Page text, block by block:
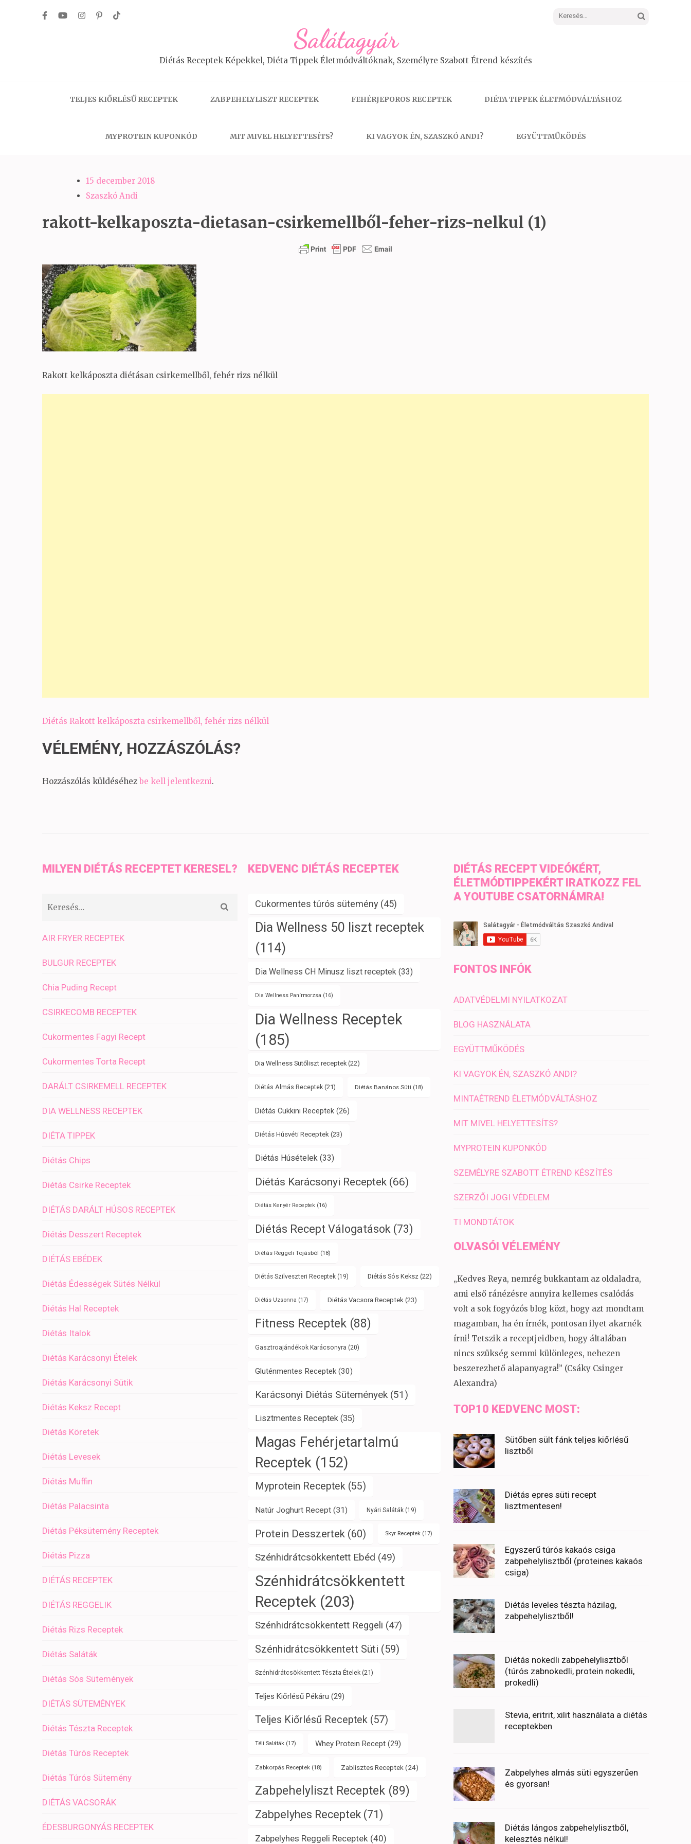
Keresés:
Salátagyár
Diétás Receptek Képekkel, Diéta Tippek Életmódváltóknak, Személyre Szabott Étrend készítés
TELJES KIŐRLÉSŰ RECEPTEK ZABPEHELYLISZT RECEPTEK FEHÉRJEPOROS RECEPTEK DIÉTA TIPPEK ÉLETMÓDVÁLTÁSHOZ
MYPROTEIN KUPONKÓD MIT MIVEL HELYETTESÍTS? KI VAGYOK ÉN, SZASZKÓ ANDI? EGYÜTTMŰKÖDÉS
15 december 2018
Szaszkó Andi
rakott-kelkaposzta-dietasan-csirkemellből-feher-rizs-nelkul (1)
Rakott kelkáposzta diétásan csirkemellből, fehér rizs nélkül
Bejegyzés
Diétás Rakott kelkáposzta csirkemellből, fehér rizs nélkül
VÉLEMÉNY, HOZZÁSZÓLÁS?
Hozzászólás küldéséhez be kell jelentkezni.
MILYEN DIÉTÁS RECEPTET KERESEL?
AIR FRYER RECEPTEK
BULGUR RECEPTEK
Chia Puding Recept
CSIRKECOMB RECEPTEK
Cukormentes Fagyi Recept
Cukormentes Torta Recept
DARÁLT CSIRKEMELL RECEPTEK
DIA WELLNESS RECEPTEK
DIÉTA TIPPEK
Diétás Chips
Diétás Csirke Receptek
DIÉTÁS DARÁLT HÚSOS RECEPTEK
Diétás Desszert Receptek
DIÉTÁS EBÉDEK
Diétás Édességek Sütés Nélkül
Diétás Hal Receptek
Diétás Italok
Diétás Karácsonyi Ételek
Diétás Karácsonyi Sütik
Diétás Keksz Recept
Diétás Köretek
Diétás Levesek
Diétás Muffin
Diétás Palacsinta
Diétás Péksütemény Receptek
Diétás Pizza
DIÉTÁS RECEPTEK
DIÉTÁS REGGELIK
Diétás Rizs Receptek
Diétás Saláták
Diétás Sós Sütemények
DIÉTÁS SÜTEMÉNYEK
Diétás Tészta Receptek
Diétás Túrós Receptek
Diétás Túrós Sütemény
DIÉTÁS VACSORÁK
ÉDESBURGONYÁS RECEPTEK
KEDVENC DIÉTÁS RECEPTEK
Cukormentes túrós sütemény(45)
Dia Wellness 50 liszt receptek
(114)
Dia Wellness CH Minusz liszt receptek (33)
Dia Wellness Panírmorzsa (16)
Dia Wellness Receptek
(185)
Dia Wellness Sütőliszt receptek(22)
Diétás Almás Receptek(21) Diétás Banános Süti (18)
Diétás Cukkini Receptek(26)
Diétás Húsvéti Receptek (23)
Diétás Húsételek (33)
Diétás Karácsonyi Receptek(66)
Diétás Kenyér Receptek(16)
Diétás Recept Válogatások (73)
Diétás Reggeli Tojásból (18)
Diétás Szilveszteri Receptek(19) Diétás Sós Keksz (22)
Diétás Uzsonna (17) Diétás Vacsora Receptek (23)
Fitness Receptek(88)
Gasztroajándékok Karácsonyra (20)
Gluténmentes Receptek(30)
Karácsonyi Diétás Sütemények(51)
Lisztmentes Receptek (35)
Magas Fehérjetartalmú
Receptek(152)
Myprotein Receptek(55)
Natúr Joghurt Recept(31) Nyári Saláták(19)
Protein Desszertek (60) Skyr Receptek(17)
Szénhidrátcsökkentett Ebéd (49)
Szénhidrátcsökkentett
Receptek (203)
Szénhidrátcsökkentett Reggeli (47)
Szénhidrátcsökkentett Süti (59)
Szénhidrátcsökkentett Tészta Ételek(21)
Teljes Kiőrlésű Pékáru (29)
Teljes Kiőrlésű Receptek(57)
Téli Saláták(17) Whey Protein Recept(29)
Zabkorpás Receptek(18) Zablisztes Receptek (24)
Zabpehelyliszt Receptek(89)
Zabpelyhes Receptek(71)
Zabpelyhes Reggeli Receptek (40)
DIÉTÁS RECEPT VIDEÓKÉRT,
ÉLETMÓDTIPPEKÉRT IRATKOZZ FEL
A YOUTUBE CSATORNÁMRA!
FONTOS INFÓK
ADATVÉDELMI NYILATKOZAT
BLOG HASZNÁLATA
EGYÜTTMŰKÖDÉS
KI VAGYOK ÉN, SZASZKÓ ANDI?
MINTAÉTREND ÉLETMÓDVÁLTÁSHOZ
MIT MIVEL HELYETTESÍTS?
MYPROTEIN KUPONKÓD
SZEMÉLYRE SZABOTT ÉTREND KÉSZÍTÉS
SZERZŐI JOGI VÉDELEM
TI MONDTÁTOK
OLVASÓI VÉLEMÉNY
„Kedves Reya, nemrég bukkantam az oldaladra,
ami első ránézésre annyira kellemes csalódás
volt a sok fogyózós blog közt, hogy azt mondtam
magamban, ha én írnék, pontosan ilyet akarnék
írni! Tetszik a receptjeidben, hogy általában
nincs szükség semmi különleges, nehezen
beszerezhető alapanyagra!” (Csáky Csinger
Alexandra)
TOP10 KEDVENC MOST:
Sütőben sült fánk teljes kiőrlésű
lisztből
Diétás epres süti recept
lisztmentesen!
Egyszerű túrós kakaós csiga
zabpehelylisztből (proteines kakaós
csiga)
Diétás leveles tészta házilag,
zabpehelylisztből!
Diétás nokedli zabpehelylisztből
(túrós zabnokedli, protein nokedli,
prokedli)
Stevia, eritrit, xilit használata a diétás
receptekben
Zabpelyhes almás süti egyszerűen
és gyorsan!
Diétás lángos zabpehelylisztből,
kelesztés nélkül!